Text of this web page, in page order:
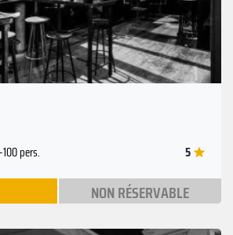
pers. 5
NON RÉSERVABLE